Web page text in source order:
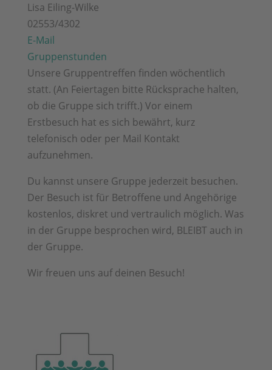
Lisa Eiling-Wilke
02553/4302
E-Mail
Gruppenstunden
Unsere Gruppentreffen finden wöchentlich
statt. (An Feiertagen bitte Rücksprache halten,
ob die Gruppe sich trifft.) Vor einem
Erstbesuch hat es sich bewährt, kurz
telefonisch oder per Mail Kontakt
aufzunehmen.
Du kannst unsere Gruppe jederzeit besuchen.
Der Besuch ist für Betroffene und Angehörige
kostenlos, diskret und vertraulich möglich. Was
in der Gruppe besprochen wird, BLEIBT auch in
der Gruppe.
Wir freuen uns auf deinen Besuch!